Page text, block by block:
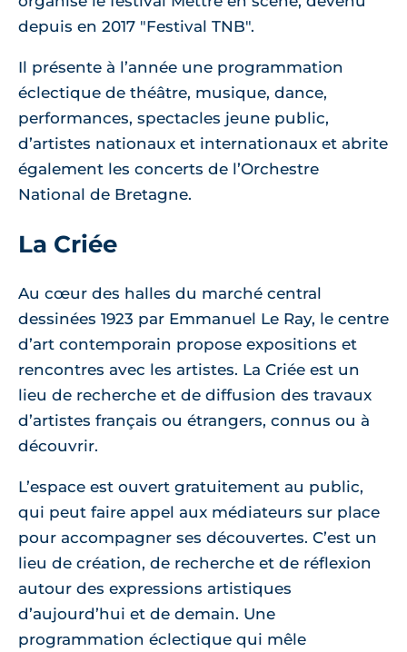
depuis en 2017 "Festival TNB".
Il présente à l’année une programmation
éclectique de théâtre, musique, dance,
performances, spectacles jeune public,
d’artistes nationaux et internationaux et abrite
également les concerts de l’Orchestre
National de Bretagne.
La Criée
Au cœur des halles du marché central
dessinées 1923 par Emmanuel Le Ray, le centre
d’art contemporain propose expositions et
rencontres avec les artistes. La Criée est un
lieu de recherche et de diffusion des travaux
d’artistes français ou étrangers, connus ou à
découvrir.
L’espace est ouvert gratuitement au public,
qui peut faire appel aux médiateurs sur place
pour accompagner ses découvertes. C’est un
lieu de création, de recherche et de réflexion
autour des expressions artistiques
d’aujourd’hui et de demain. Une
programmation éclectique qui mêle